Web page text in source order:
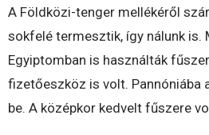
A Földközi-tenger mellékéről
sokfelé termesztik, így nálunk is.
Egyiptomban is használták
fizetőeszköz is volt. Pannóniába
be. A középkor kedvelt fűszere